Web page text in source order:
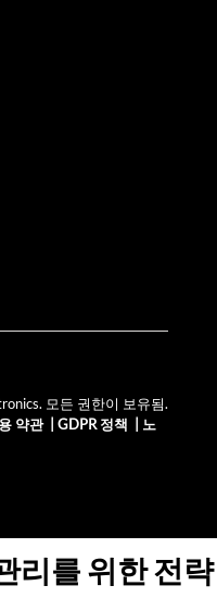
모든 권한이 보유됨.
약관| GDPR 정책
노
리를 위한 전략